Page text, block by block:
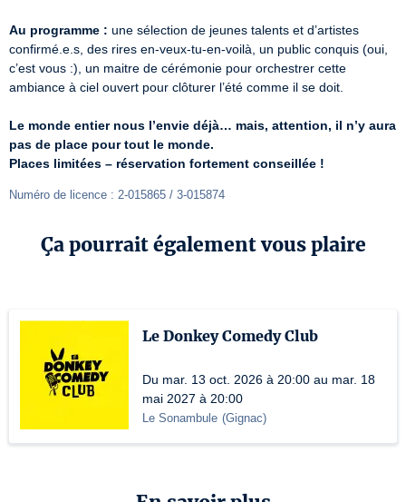
Au programme : une sélection de jeunes talents et d’artistes
confirmé.e.s, des rires en-veux-tu-en-voilà, un public conquis (oui,
c’est vous :), un maitre de cérémonie pour orchestrer cette
ambiance à ciel ouvert pour clôturer l’été comme il se doit.
Le monde entier nous l’envie déjà… mais, attention, il n’y aura
pas de place pour tout le monde.
Places limitées – réservation fortement conseillée !
Numéro de licence : 2-015865 / 3-015874
Ça pourrait également vous plaire
Le Donkey Comedy Club
Du mar. 13 oct. 2026 à 20:00 au mar. 18
mai 2027 à 20:00
Le Sonambule (Gignac)